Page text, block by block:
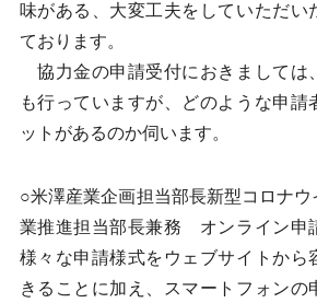
味がある、大変工夫をしていただい
ております。
協力金の申請受付におきましては
も行っていますが、どのような申請
ットがあるのか伺います。
○米澤産業企画担当部長新型コロナ
業推進担当部長兼務 オンライン申
様々な申請様式をウェブサイトから
きることに加え、スマートフォンの